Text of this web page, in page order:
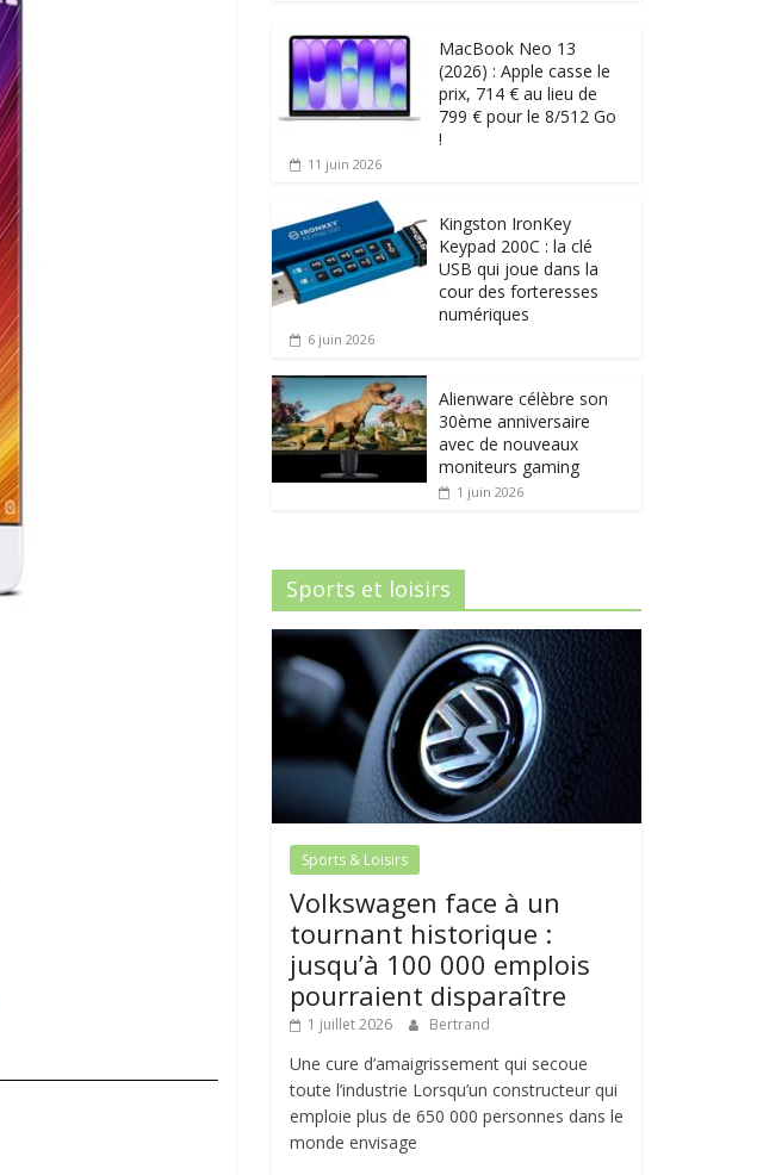
MacBook Neo 13
(2026) : Apple casse le
prix, 714 € au lieu de
799 € pour le 8/512 Go
!
11 juin 2026
Kingston IronKey
Keypad 200C : la clé
USB qui joue dans la
cour des forteresses
numériques
6 juin 2026
Alienware célèbre son
30ème anniversaire
avec de nouveaux
moniteurs gaming
1 juin 2026
Sports et loisirs
Sports & Loisirs
Volkswagen face à un
tournant historique :
jusqu’à 100 000 emplois
pourraient disparaître
1 juillet 2026 Bertrand
Une cure d’amaigrissement qui secoue
toute l’industrie Lorsqu’un constructeur qui
emploie plus de 650 000 personnes dans le
monde envisage